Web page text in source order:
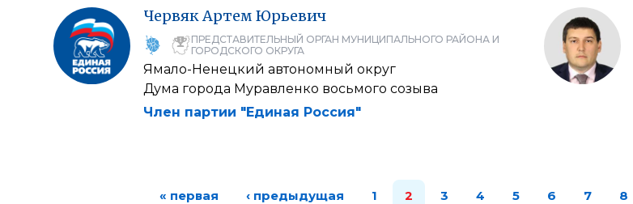
ЧервякАртем Юрьевич
ПРЕДСТАВИТЕЛЬНЫЙ ОРГАН МУНИЦИПАЛЬНОГО РАЙОНА И
ГОРОДСКОГО ОКРУГА
Ямало-Ненецкий автономный округ
Дума города Муравленко восьмого созыва
Член партии "Единая Россия"
« первая ‹ предыдущая 1 2 3 4 5 6 7 8